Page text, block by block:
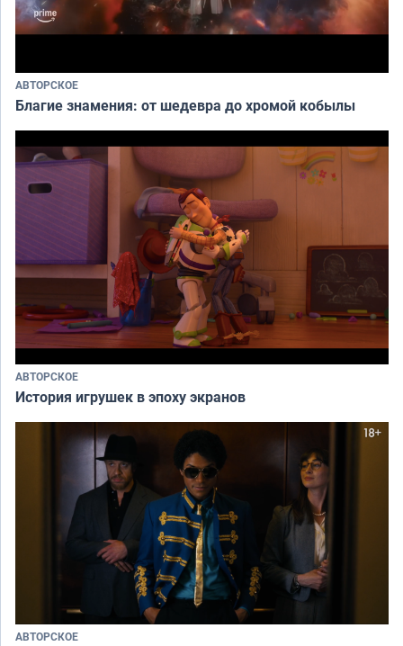
АВТОРСКОЕ
Благие знамения: от шедевра до хромой кобылы
АВТОРСКОЕ
История игрушек в эпоху экранов
АВТОРСКОЕ